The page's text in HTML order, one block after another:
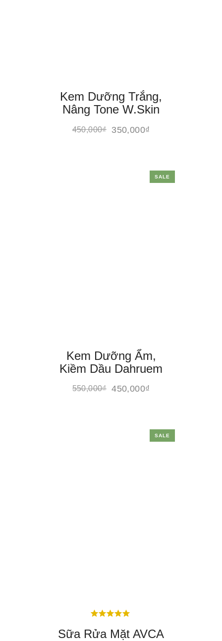
Kem Dưỡng Trắng,
Nâng Tone W.Skin
450,000₫ 350,000₫
SALE
Kem Dưỡng Ẩm,
Kiềm Dầu Dahruem
550,000₫ 450,000₫
SALE
Sữa Rửa Mặt AVCA